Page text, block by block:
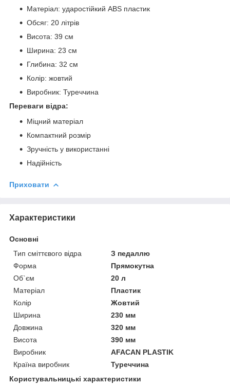
Матеріал: ударостійкий ABS пластик
Обсяг: 20 літрів
Висота: 39 см
Ширина: 23 см
Глибина: 32 см
Колір: жовтий
Виробник: Туреччина
Переваги відра:
Міцний матеріал
Компактний розмір
Зручність у використанні
Надійність
Приховати
Характеристики
Основні
Тип сміттєвого відра
З педаллю
Форма
Прямокутна
Об`єм
20 л
Матеріал
Пластик
Колір
Жовтий
Ширина
230 мм
Довжина
320 мм
Висота
390 мм
Виробник
AFACAN PLASTIK
Країна виробник
Туреччина
Користувальницькі характеристики